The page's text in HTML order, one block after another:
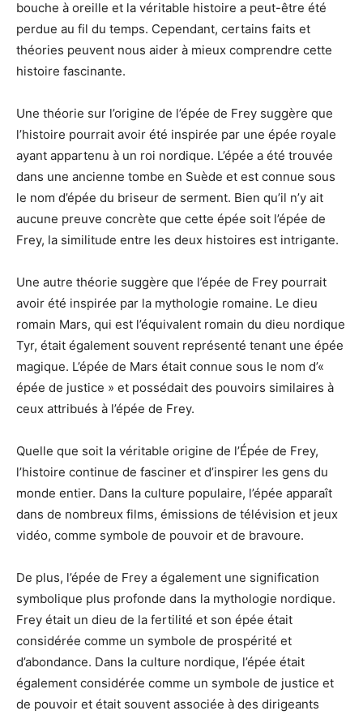
bouche à oreille et la véritable histoire a peut-être été
perdue au fil du temps. Cependant, certains faits et
théories peuvent nous aider à mieux comprendre cette
histoire fascinante.
Une théorie sur l’origine de l’épée de Frey suggère que
l’histoire pourrait avoir été inspirée par une épée royale
ayant appartenu à un roi nordique. L’épée a été trouvée
dans une ancienne tombe en Suède et est connue sous
le nom d’épée du briseur de serment. Bien qu’il n’y ait
aucune preuve concrète que cette épée soit l’épée de
Frey, la similitude entre les deux histoires est intrigante.
Une autre théorie suggère que l’épée de Frey pourrait
avoir été inspirée par la mythologie romaine. Le dieu
romain Mars, qui est l’équivalent romain du dieu nordique
Tyr, était également souvent représenté tenant une épée
magique. L’épée de Mars était connue sous le nom d’«
épée de justice » et possédait des pouvoirs similaires à
ceux attribués à l’épée de Frey.
Quelle que soit la véritable origine de l’Épée de Frey,
l’histoire continue de fasciner et d’inspirer les gens du
monde entier. Dans la culture populaire, l’épée apparaît
dans de nombreux films, émissions de télévision et jeux
vidéo, comme symbole de pouvoir et de bravoure.
De plus, l’épée de Frey a également une signification
symbolique plus profonde dans la mythologie nordique.
Frey était un dieu de la fertilité et son épée était
considérée comme un symbole de prospérité et
d’abondance. Dans la culture nordique, l’épée était
également considérée comme un symbole de justice et
de pouvoir et était souvent associée à des dirigeants